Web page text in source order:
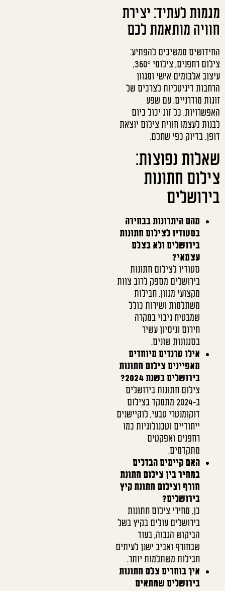
מגמות לעתיד: יצירת
חוויה מותאמת לכם
החידושים ממשיכים להפתיע:
צילום רחפנים, צילומי 360°,
עיצוב אלבומים אישי ומגוון
הרחבות דיגיטליות לצרכים של
זוגות מודרניים. עם שפע
האפשרויות, כל זוג יכול כיום
לבנות לעצמו חווית צילום יוצאת
דופן, בדיוק כפי שחלם.
שאלות נפוצות:
צילום חתונות
בירושלים
מהם היתרונות בבחירה
בסטודיו לצילום חתונות
בירושלים ולא בצלם
עצמאי?
סטודיו לצילום חתונות
בירושלים מספק לרוב צוות
מקצועי מגוון, חבילות
משתלמות ושירות כולל
שמבטיח גיבוי במקרה
חירום וניסיון עשיר
בסגנונות שונים.
אילו טרנדים מיוחדים
מאפיינים צילום חתונות
בירושלים בשנת 2024?
צילום חתונות בירושלים
ב-2024 מתמקד בצילום
דוקומנטרי טבעי, לוקיישנים
ייחודיים וטכנולוגיות כמו
רחפנים ואפקטים
מתקדמים.
האם קיימים הבדלים
במחיר בין צילום חתונת
חורף וצילום חתונת קיץ
בירושלים?
כן, מחירי צילום חתונות
בירושלים עולים בקיץ בשל
הביקוש הגבוה, בעוד
שבחורף ואביב ישנן לעיתים
חבילות משתלמות יותר.
איך בוחרים צלם חתונות
בירושלים שמתאים